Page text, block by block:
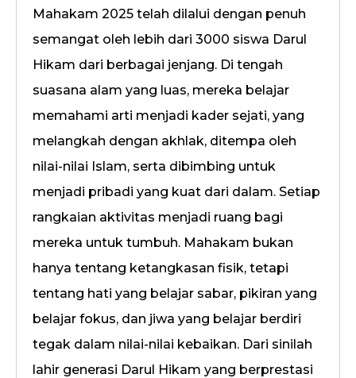
Mahakam 2025 telah dilalui dengan penuh
semangat oleh lebih dari 3000 siswa Darul
Hikam dari berbagai jenjang. Di tengah
suasana alam yang luas, mereka belajar
memahami arti menjadi kader sejati, yang
melangkah dengan akhlak, ditempa oleh
nilai-nilai Islam, serta dibimbing untuk
menjadi pribadi yang kuat dari dalam. Setiap
rangkaian aktivitas menjadi ruang bagi
mereka untuk tumbuh. Mahakam bukan
hanya tentang ketangkasan fisik, tetapi
tentang hati yang belajar sabar, pikiran yang
belajar fokus, dan jiwa yang belajar berdiri
tegak dalam nilai-nilai kebaikan. Dari sinilah
lahir generasi Darul Hikam yang berprestasi